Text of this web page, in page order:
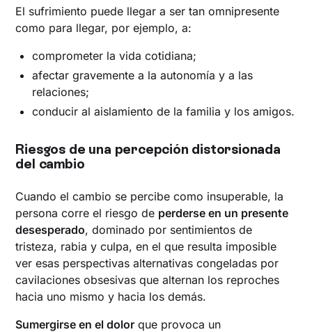
El sufrimiento puede llegar a ser tan omnipresente
como para llegar, por ejemplo, a:
comprometer la vida cotidiana;
afectar gravemente a la autonomía y a las
relaciones;
conducir al aislamiento de la familia y los amigos.
Riesgos de una percepción distorsionada
del cambio
Cuando el cambio se percibe como insuperable, la
persona corre el riesgo de perderse en un presente
desesperado, dominado por sentimientos de
tristeza, rabia y culpa, en el que resulta imposible
ver esas perspectivas alternativas congeladas por
cavilaciones obsesivas que alternan los reproches
hacia uno mismo y hacia los demás.
Sumergirse en el dolor que provoca un